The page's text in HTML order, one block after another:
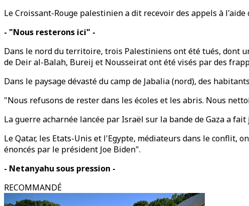
Le Croissant-Rouge palestinien a dit recevoir des appels à
- "Nous resterons ici" -
Dans le nord du territoire, trois Palestiniens ont été tués, dont
de Deir al-Balah, Bureij et Nousseirat ont été visés par des
Dans le paysage dévasté du camp de Jabalia (nord), des
"Nous refusons de rester dans les écoles et les abris. Nous
La guerre acharnée lancée par Israël sur la bande de Gaza a
Le Qatar, les Etats-Unis et l'Egypte, médiateurs dans le conflit,
énoncés par le président Joe Biden".
- Netanyahu sous pression -
RECOMMANDÉ